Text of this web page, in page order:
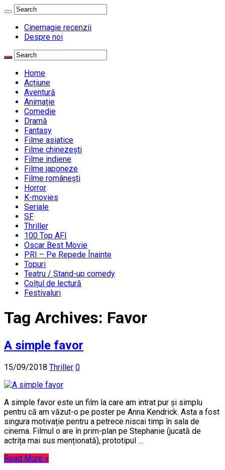
Cinemagie recenzii
Despre noi
Home
Acțiune
Aventură
Animație
Comedie
Dramă
Fantasy
Filme asiatice
Filme chinezești
Filme indiene
Filme japoneze
Filme românești
Horror
K-movies
Seriale
SF
Thriller
100 Top AFI
Oscar Best Movie
PRI – Pe Repede Înainte
Topuri
Teatru / Stand-up comedy
Colțul de lectură
Festivaluri
Tag Archives: Favor
A simple favor
15/09/2018 Thriller 0
A simple favor este un film la care am intrat pur și simplu
pentru că am văzut-o pe poster pe Anna Kendrick. Asta a fost
singura motivație pentru a petrece niscai timp în sala de
cinema. Filmul o are în prim-plan pe Stephanie (jucată de
actrița mai sus menționată), prototipul …
Read More »